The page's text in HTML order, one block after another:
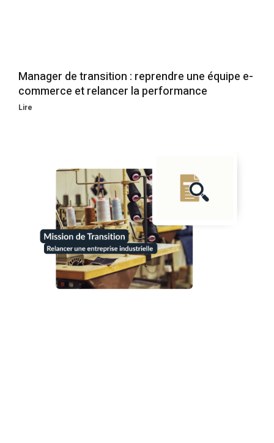
Manager de transition : reprendre une équipe e-
commerce et relancer la performance
Lire